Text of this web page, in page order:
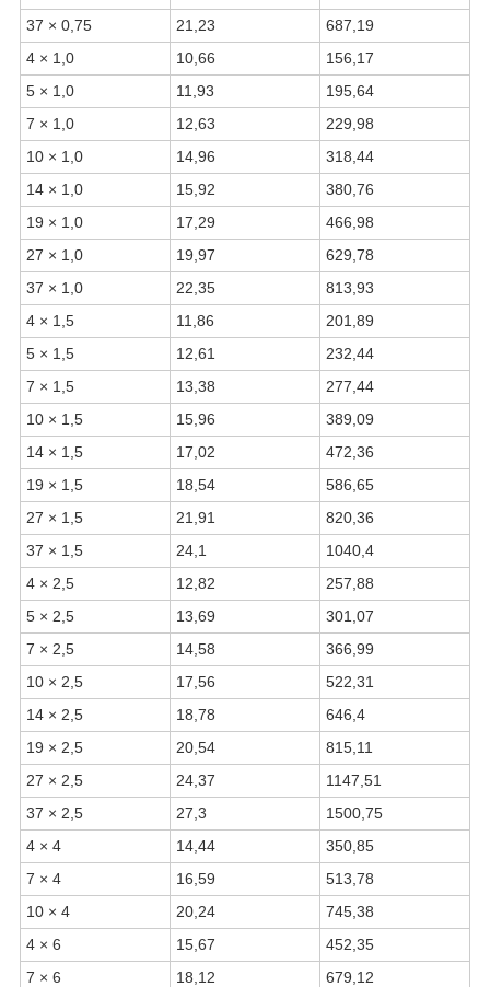
37 × 0,75
21,23
687,19
4 × 1,0
10,66
156,17
5 × 1,0
11,93
195,64
7 × 1,0
12,63
229,98
10 × 1,0
14,96
318,44
14 × 1,0
15,92
380,76
19 × 1,0
17,29
466,98
27 × 1,0
19,97
629,78
37 × 1,0
22,35
813,93
4 × 1,5
11,86
201,89
5 × 1,5
12,61
232,44
7 × 1,5
13,38
277,44
10 × 1,5
15,96
389,09
14 × 1,5
17,02
472,36
19 × 1,5
18,54
586,65
27 × 1,5
21,91
820,36
37 × 1,5
24,1
1040,4
4 × 2,5
12,82
257,88
5 × 2,5
13,69
301,07
7 × 2,5
14,58
366,99
10 × 2,5
17,56
522,31
14 × 2,5
18,78
646,4
19 × 2,5
20,54
815,11
27 × 2,5
24,37
1147,51
37 × 2,5
27,3
1500,75
4 × 4
14,44
350,85
7 × 4
16,59
513,78
10 × 4
20,24
745,38
4 × 6
15,67
452,35
7 × 6
18,12
679,12